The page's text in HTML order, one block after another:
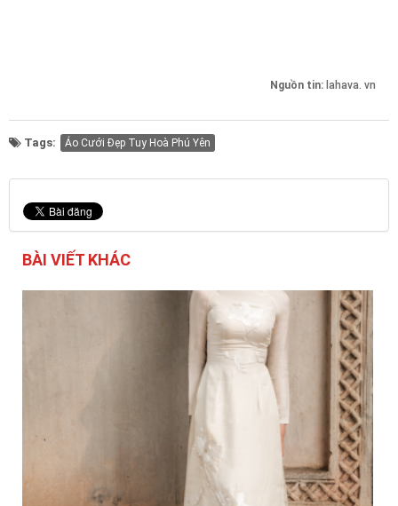
Nguồn tin: lahava. vn
Tags: Áo Cưới Đẹp Tuy Hoà Phú Yên
BÀI VIẾT KHÁC